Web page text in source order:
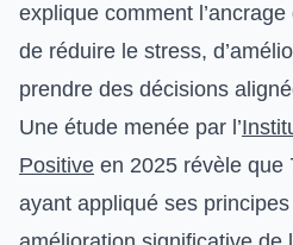
explique comment
de réduire le stress,
prendre des décisions
Une étude menée par l’
Positive en 2025 révèle que
ayant appliqué ses